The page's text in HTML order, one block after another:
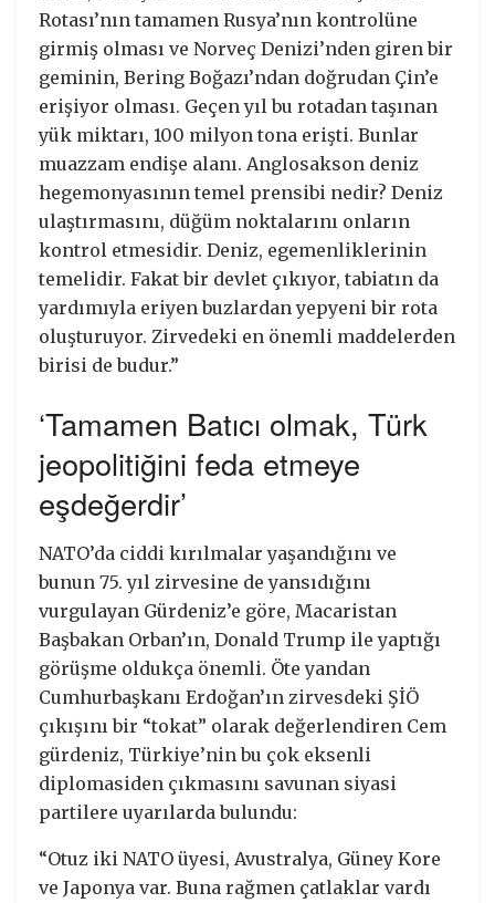
Rotası’nın tamamen Rusya’nın kontrolüne
girmiş olması ve Norveç Denizi’nden giren bir
geminin, Bering Boğazı’ndan doğrudan Çin’e
erişiyor olması. Geçen yıl bu rotadan taşınan
yük miktarı, 100 milyon tona erişti. Bunlar
muazzam endişe alanı. Anglosakson deniz
hegemonyasının temel prensibi nedir? Deniz
ulaştırmasını, düğüm noktalarını onların
kontrol etmesidir. Deniz, egemenliklerinin
temelidir. Fakat bir devlet çıkıyor, tabiatın da
yardımıyla eriyen buzlardan yepyeni bir rota
oluşturuyor. Zirvedeki en önemli maddelerden
birisi de budur.”
‘Tamamen Batıcı olmak, Türk
jeopolitiğini feda etmeye
eşdeğerdir’
NATO’da ciddi kırılmalar yaşandığını ve
bunun 75. yıl zirvesine de yansıdığını
vurgulayan Gürdeniz’e göre, Macaristan
Başbakan Orban’ın, Donald Trump ile yaptığı
görüşme oldukça önemli. Öte yandan
Cumhurbaşkanı Erdoğan’ın zirvesdeki ŞİÖ
çıkışını bir “tokat” olarak değerlendiren Cem
gürdeniz, Türkiye’nin bu çok eksenli
diplomasiden çıkmasını savunan siyasi
partilere uyarılarda bulundu:
“Otuz iki NATO üyesi, Avustralya, Güney Kore
ve Japonya var. Buna rağmen çatlaklar vardı